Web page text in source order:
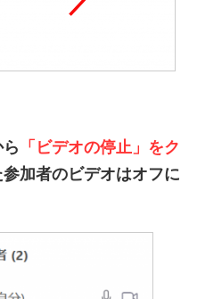
「ビデオの停止」をク
加者のビデオはオフに